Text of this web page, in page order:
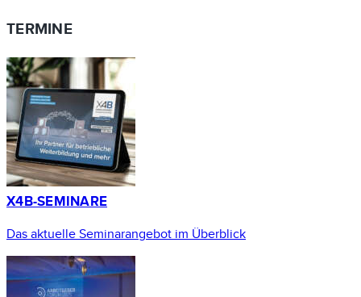
TERMINE
X4B-SEMINARE
Das aktuelle Seminarangebot im Überblick